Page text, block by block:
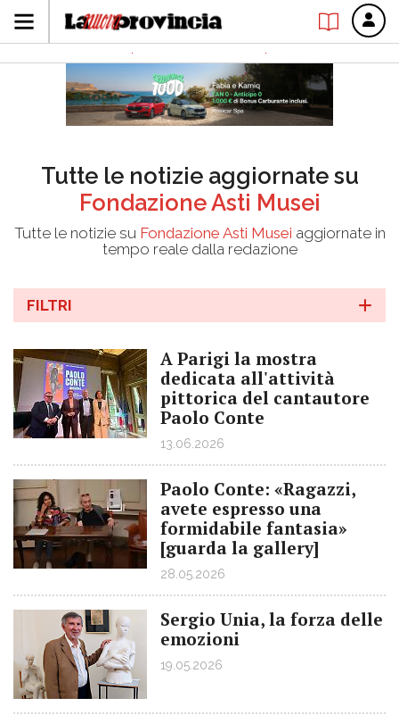
Tutte le notizie aggiornate su
Fondazione Asti Musei
Tutte le notizie su Fondazione Asti Musei aggiornate in
tempo reale dalla redazione
FILTRI
A Parigi la mostra
dedicata all'attività
pittorica del cantautore
Paolo Conte
13.06.2026
Paolo Conte: «Ragazzi,
avete espresso una
formidabile fantasia»
[guarda la gallery]
28.05.2026
Sergio Unia, la forza delle
emozioni
19.05.2026